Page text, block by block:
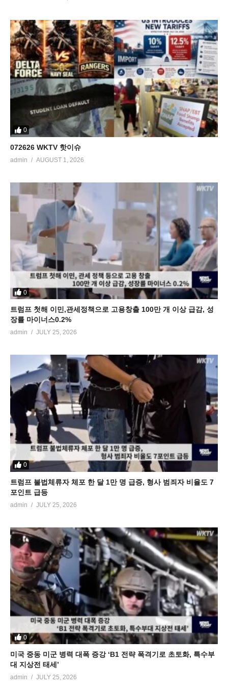
0
072626 WKTV 핫이슈
admin AUGUST 1, 2026
0
트럼프 첫해 이민,관세정책으로 고용창출 100만 개 이상 급감, 성
장률 마이너스0.2%
admin JULY 25, 2026
0
트럼프 불법체류자 체포 한 달 1만 명 급증, 형사 범죄자 비율도 7
포인트 급등
admin JULY 25, 2026
0
미국 중동 미군 병력 대폭 증강 ‘B1 전략 폭격기로 초토화, 특수부
대 지상전 태세’
admin JULY 25, 2026